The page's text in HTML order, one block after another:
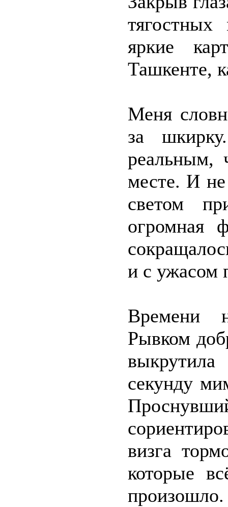
тягостных
яркие
Ташкенте,
Меня
за
реальным,
месте. И
светом
огромная
и с ужасом
Времени
Рывком
секунду
визга
которые
произошло.